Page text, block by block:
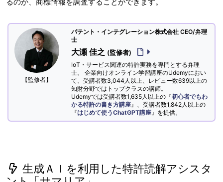
【監修者】
パテント・インテグレーション株式会社 CEO/弁理
士
大瀬 佳之 (監修者)
IoT・サービス関連の特許実務を専門とする弁理
士。 企業向けオンライン学習講座のUdemyにおい
て、受講者数3,044人以上、レビュー数639以上の
知財分野ではトップクラスの講師。
Udemyでは受講者数1,635人以上の『初心者でもわ
かる特許の書き方講座 』、受講者数1,842人以上の
『はじめて使うChatGPT講座 』を提供。
生成ＡＩを利用した特許読解アシスタ